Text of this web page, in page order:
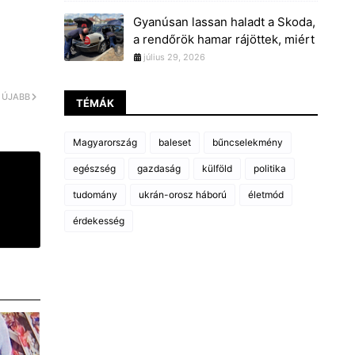
ÚJABB
Gyanúsan lassan haladt a Skoda,
a rendőrök hamar rájöttek, miért
július 29, 2026
TÉMÁK
Magyarország baleset bűncselekmény
egészség gazdaság külföld politika
tudomány ukrán-orosz háború életmód
érdekesség